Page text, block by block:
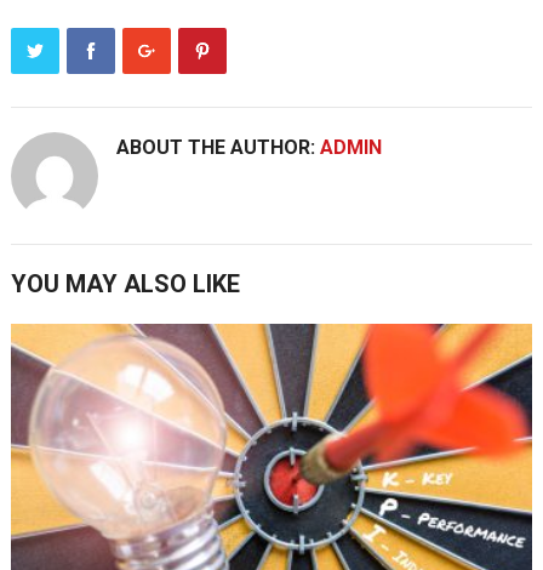
ABOUT THE AUTHOR: ADMIN
YOU MAY ALSO LIKE